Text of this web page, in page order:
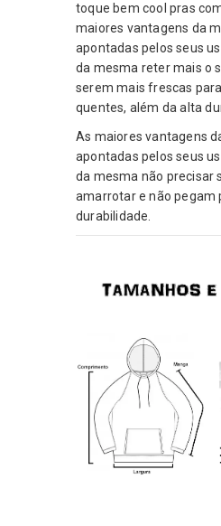
toque bem cool pras
maiores vantagens da
apontadas pelos seus
da mesma reter mais o
serem mais frescas
quentes, além da alta
As maiores vantagens
apontadas pelos seus
da mesma não precisar
amarrotar e não pegam
durabilidade.